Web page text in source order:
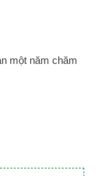
một năm chăm